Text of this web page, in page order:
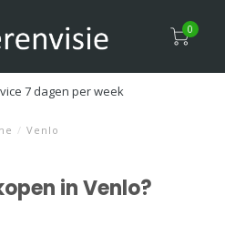
0
7 dagen per week
/ Venlo
in Venlo?